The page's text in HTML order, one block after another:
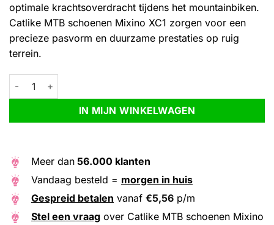
optimale krachtsoverdracht tijdens het mountainbiken.
Catlike MTB schoenen Mixino XC1 zorgen voor een
precieze pasvorm en duurzame prestaties op ruig
terrein.
Catlike MTB schoenen Mixino XC1 maat 39 carbon grijs aantal
IN MIJN WINKELWAGEN
Alternative:
Meer dan 56.000 klanten
Vandaag besteld = morgen in huis
Gespreid betalen vanaf €5,56 p/m
Stel een vraag over Catlike MTB schoenen Mixino